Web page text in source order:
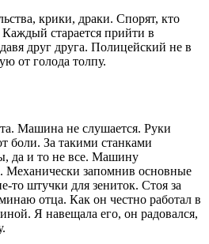
крики, драки. Спорят, кто
старается прийти в
друг друга. Полицейский не в
от голода толпу.
Машина не слушается. Руки
боли. За такими станками
да и то не все. Машину
Механически запомнив основные
то штучки для зениток. Стоя за
отца. Как он честно работал в
Я навещала его, он радовался,